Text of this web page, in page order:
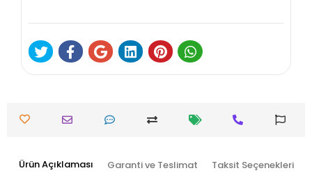
Ürün Açıklaması Garanti ve Teslimat Taksit Seçenekleri